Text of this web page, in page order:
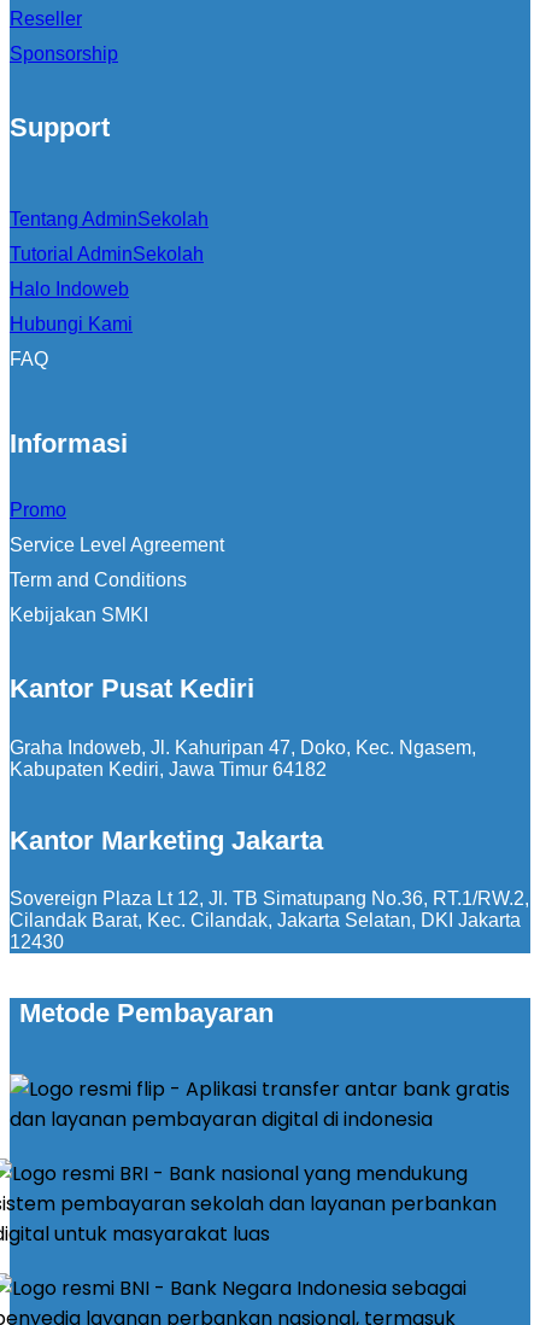
Reseller
Sponsorship
Support
Tentang AdminSekolah
Tutorial AdminSekolah
Halo Indoweb
Hubungi Kami
FAQ
Informasi
Promo
Service Level Agreement
Term and Conditions
Kebijakan SMKI
Kantor Pusat Kediri
Graha Indoweb, Jl. Kahuripan 47, Doko, Kec. Ngasem,
Kabupaten Kediri, Jawa Timur 64182
Kantor Marketing Jakarta
Sovereign Plaza Lt 12, Jl. TB Simatupang No.36, RT.1/RW.2,
Cilandak Barat, Kec. Cilandak, Jakarta Selatan, DKI Jakarta
12430
Metode Pembayaran